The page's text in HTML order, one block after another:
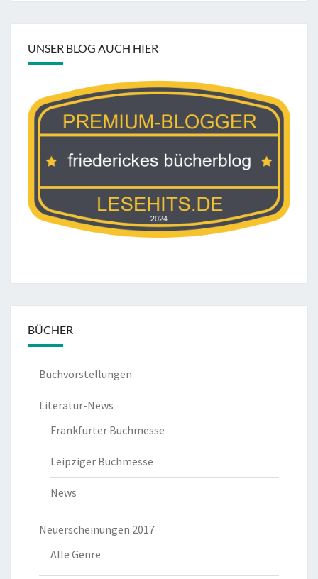
UNSER BLOG AUCH HIER
BÜCHER
Buchvorstellungen
Literatur-News
Frankfurter Buchmesse
Leipziger Buchmesse
News
Neuerscheinungen 2017
Alle Genre